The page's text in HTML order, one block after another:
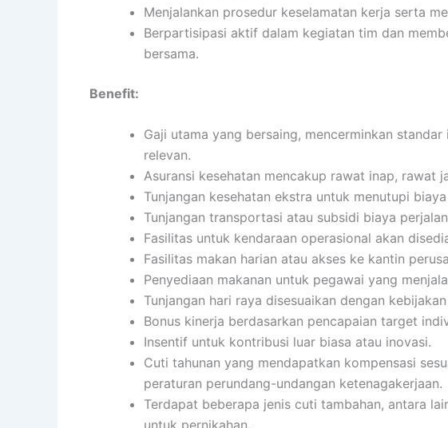
Menjalankan prosedur keselamatan kerja serta
Berpartisipasi aktif dalam kegiatan tim dan
bersama.
Benefit:
Gaji utama yang bersaing, mencerminkan
relevan.
Asuransi kesehatan mencakup rawat inap, rawat
Tunjangan kesehatan ekstra untuk menutupi
Tunjangan transportasi atau subsidi biaya
Fasilitas untuk kendaraan operasional akan
Fasilitas makan harian atau akses ke kantin
Penyediaan makanan untuk pegawai yang
Tunjangan hari raya disesuaikan dengan
Bonus kinerja berdasarkan pencapaian target
Insentif untuk kontribusi luar biasa atau inovasi.
Cuti tahunan yang mendapatkan kompensasi
peraturan perundang-undangan ketenagakerjaan.
Terdapat beberapa jenis cuti tambahan, antara